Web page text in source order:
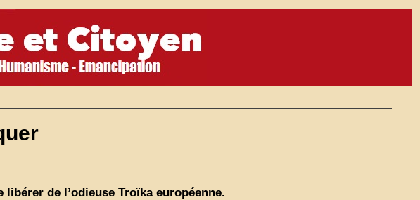
de l’odieuse Troïka européenne.